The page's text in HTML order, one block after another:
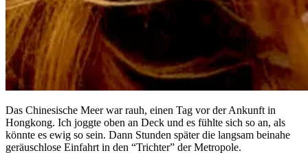
Das Chinesische Meer war rauh, einen Tag vor der Ankunft in
Hongkong. Ich joggte oben an Deck und es fühlte sich so an, als
könnte es ewig so sein. Dann Stunden später die langsam beinahe
geräuschlose Einfahrt in den “Trichter” der Metropole.